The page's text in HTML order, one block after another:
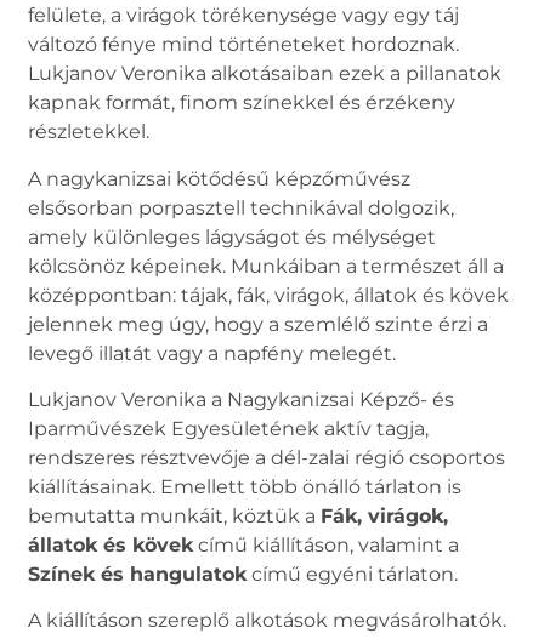
felülete, a virágok törékenysége vagy egy táj
változó fénye mind történeteket hordoznak.
Lukjanov Veronika alkotásaiban ezek a pillanatok
kapnak formát, finom színekkel és érzékeny
részletekkel.
A nagykanizsai kötődésű képzőművész
elsősorban porpasztell technikával dolgozik,
amely különleges lágyságot és mélységet
kölcsönöz képeinek. Munkáiban a természet áll a
középpontban: tájak, fák, virágok, állatok és kövek
jelennek meg úgy, hogy a szemlélő szinte érzi a
levegő illatát vagy a napfény melegét.
Lukjanov Veronika a Nagykanizsai Képző- és
Iparművészek Egyesületének aktív tagja,
rendszeres résztvevője a dél-zalai régió csoportos
kiállításainak. Emellett több önálló tárlaton is
bemutatta munkáit, köztük a Fák, virágok,
állatok és kövekcímű kiállításon, valamint a
Színek és hangulatokcímű egyéni tárlaton.
A kiállításon szereplő alkotások megvásárolhatók.